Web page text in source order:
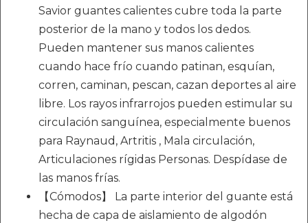
Savior guantes calientes cubre toda la parte
posterior de la mano y todos los dedos.
Pueden mantener sus manos calientes
cuando hace frío cuando patinan, esquían,
corren, caminan, pescan, cazan deportes al aire
libre. Los rayos infrarrojos pueden estimular su
circulación sanguínea, especialmente buenos
para Raynaud, Artritis , Mala circulación,
Articulaciones rígidas Personas. Despídase de
las manos frías.
【Cómodos】 La parte interior del guante está
hecha de capa de aislamiento de algodón